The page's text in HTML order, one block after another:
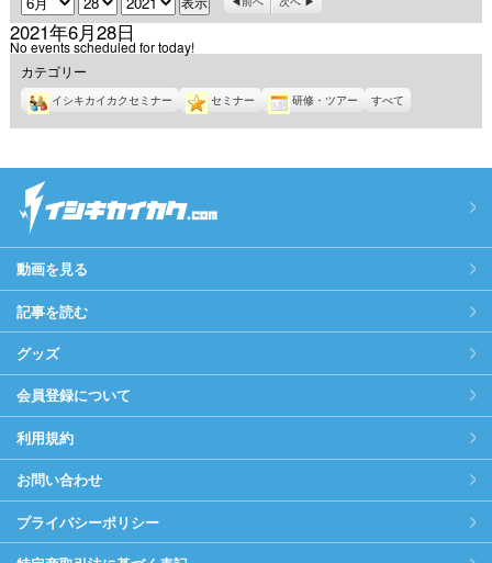
2021年6月28日
No events scheduled for today!
カテゴリー
イシキカイカクセミナー セミナー 研修・ツアー すべて
動画を見る
記事を読む
グッズ
会員登録について
利用規約
お問い合わせ
プライバシーポリシー